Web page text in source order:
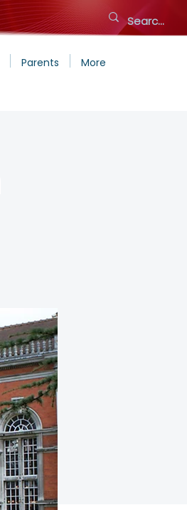
Parents More